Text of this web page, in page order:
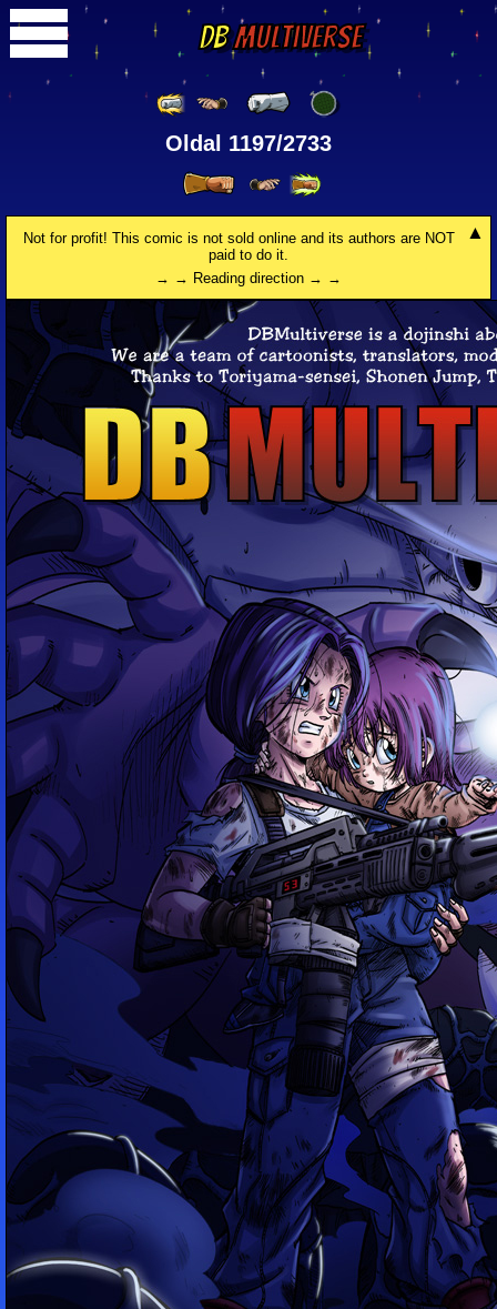
DBMultiverse
Oldal 1197/2733
Not for profit! This comic is not sold online and its authors are NOT
paid to do it.
→ → Reading direction → →